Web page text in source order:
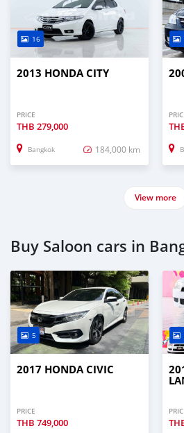
16
2013 HONDA CITY
PRICE
THB 279,000
Bangkok 184,000 km
View more
Buy Saloon cars in
5
2017 HONDA CIVIC
PRICE
THB 749,000